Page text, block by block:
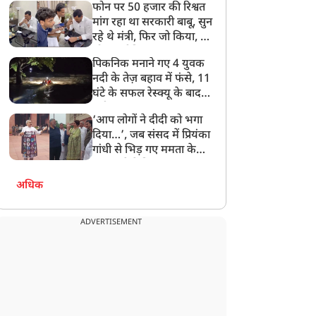
बेटी को गोद लें प्रधानमंत्री
फोन पर 50 हजार की रिश्वत
मांग रहा था सरकारी बाबू, सुन
रहे थे मंत्री, फिर जो किया, वो
पिकनिक मनाने गए 4 युवक
नदी के तेज़ बहाव में फंसे, 11
घंटे के सफल रेस्क्यू के बाद
‘आप लोगों ने दीदी को भगा
दिया…’, जब संसद में प्रियंका
गांधी से भिड़ गए ममता के
अधिक
ADVERTISEMENT